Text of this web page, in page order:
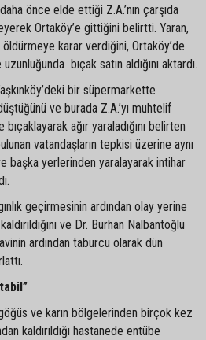
önce elde ettiği Z.A.’nın çarşıda
Ortaköy’e gittiğini belirtti. Yaran,
öldürmeye karar verdiğini, Ortaköy’de
bıçak satın aldığını aktardı.
bir süpermarkette
ve burada Z.A.’yı muhtelif
ağır yaraladığını belirten
vatandaşların tepkisi üzerine aynı
başka yerlerinden yaralayarak intihar
geçirmesinin ardından olay yerine
ve Dr. Burhan Nalbantoğlu
ardından taburcu olarak dün
göğüs ve karın bölgelerinden birçok kez
kaldırıldığı hastanede entübe